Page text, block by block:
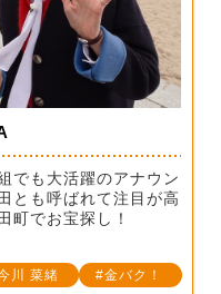
でも大活躍のアナウン
とも呼ばれて注目が高
町でお宝探し！
川 菜緒
金バク！